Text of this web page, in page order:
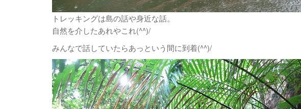
トレッキングは島の話や身近な話。
自然を介したあれやこれ(^^)/
みんなで話していたらあっという間に到着(^^)/